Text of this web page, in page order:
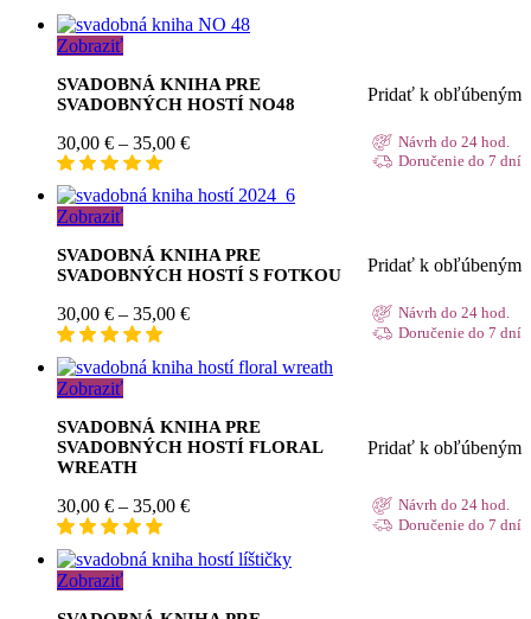
through
Zobraziť
SVADOBNÁ KNIHA PRE
SVADOBNÝCH HOSTÍ NO48
Pridať k obľúbeným
30,00 € – 35,00 €Price
30,00 €
through
Návrh do 24 hod.
Doručenie do 7 dní
Zobraziť
SVADOBNÁ KNIHA PRE
SVADOBNÝCH HOSTÍ S FOTKOU
Pridať k obľúbeným
30,00 € – 35,00 €Price
30,00 €
through
Návrh do 24 hod.
Doručenie do 7 dní
Zobraziť
SVADOBNÁ KNIHA PRE
SVADOBNÝCH HOSTÍ FLORAL
WREATH
Pridať k obľúbeným
30,00 € – 35,00 €Price
30,00 €
through
Návrh do 24 hod.
Doručenie do 7 dní
Zobraziť